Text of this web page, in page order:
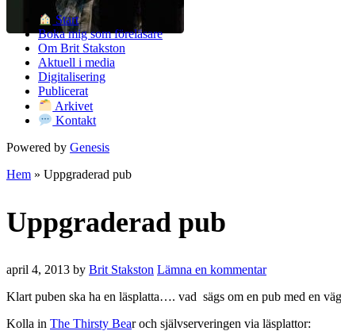
Start
Boka mig som föreläsare
Om Brit Stakston
Aktuell i media
Digitalisering
Publicerat
Arkivet
Kontakt
Powered by Genesis
Hem » Uppgraderad pub
Uppgraderad pub
april 4, 2013 by Brit Stakston Lämna en kommentar
Klart puben ska ha en läsplatta…. vad sägs om en pub med en
Kolla in The Thirsty Bear och självserveringen via läsplattor: